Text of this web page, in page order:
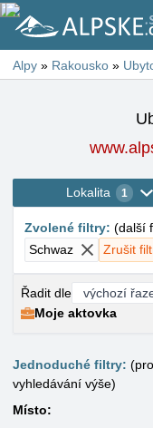
Alpy » Rakousko »
Lokalita 1
Zvolené filtry: (další
Schwaz
Zrušit
Řadit dle
Moje aktovka
Jednoduché filtry:
vyhledávání výše)
Místo: